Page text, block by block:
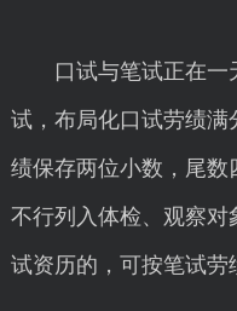
口试与笔试正在一
试，布局化口试劳绩满
绩保存两位小数，尾数
不行列入体检、观察对
试资历的，可按笔试劳